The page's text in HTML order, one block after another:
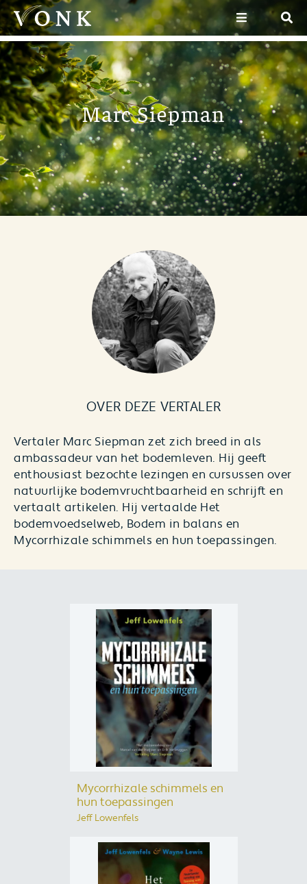
Marc Siepman
OVER DEZE VERTALER
Vertaler Marc Siepman zet zich breed in als
ambassadeur van het bodemleven. Hij geeft
enthousiast bezochte lezingen en cursussen over
natuurlijke bodemvruchtbaarheid en schrijft en
vertaalt artikelen. Hij vertaalde Het
bodemvoedselweb, Bodem in balans en
Mycorrhizale schimmels en hun toepassingen.
Mycorrhizale schimmels en
hun toepassingen
Jeff Lowenfels